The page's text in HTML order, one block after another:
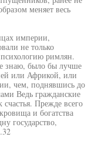
меняет весь
империи,
не только
римлян.
знаю, было бы лучше
или Африкой, или
чем, поднявшись до
Ведь гражданские
Прежде всего
и богатства
государство,